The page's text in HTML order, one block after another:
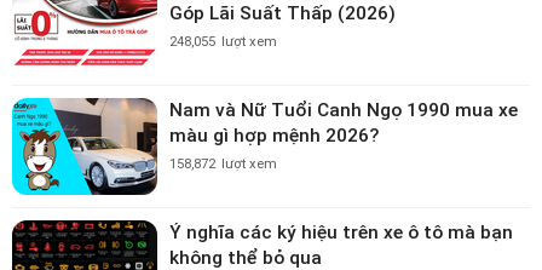
Góp Lãi Suất Thấp (2026)
248,055 lượt xem
Nam và Nữ Tuổi Canh Ngọ 1990 mua xe
màu gì hợp mệnh 2026?
158,872 lượt xem
Ý nghĩa các ký hiệu trên xe ô tô mà bạn
không thể bỏ qua